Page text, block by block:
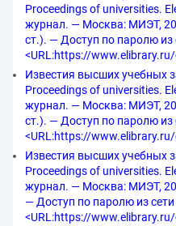
Proceedings of universities.
журнал. — Москва: МИЭТ,
ст.). — Доступ по паролю из
<URL:https://
Известия высших учебных
Proceedings of universities.
журнал. — Москва: МИЭТ,
ст.). — Доступ по паролю из
<URL:https://
Известия высших учебных
Proceedings of universities.
журнал. — Москва: МИЭТ,
— Доступ по паролю из
<URL:https://